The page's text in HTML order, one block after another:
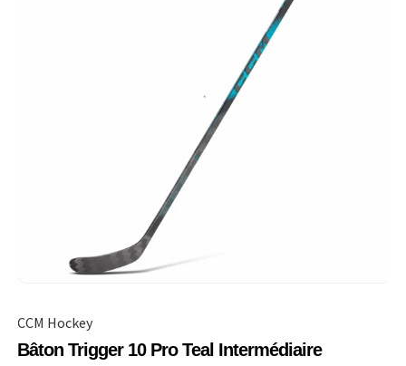
CCM Hockey
Bâton Trigger 10 Pro Teal Intermédiaire